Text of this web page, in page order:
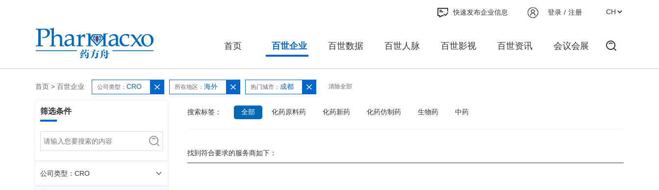
登录 / 注册
快速发布企业信息
首页 百世企业 百世数据 百世人脉 百世影视 百世资讯 会议会展
首页 > 百世企业 公司类型： CRO 所在地区： 海外 热门城市： 成都 清除全部
筛选条件
公司类型：CRO
搜索标签： 全部 化药原料药 化药新药 化药仿制药 生物药 中药
找到符合要求的服务商如下：